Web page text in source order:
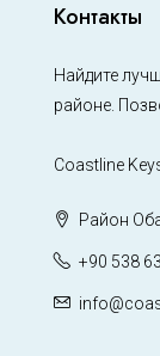
Контакты
Найдите
районе.
Coastline
Район
+90 538